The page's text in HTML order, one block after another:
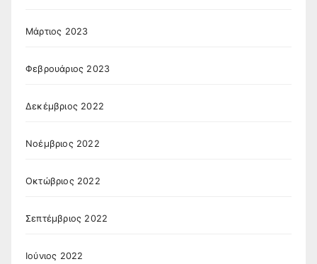
Μάρτιος 2023
Φεβρουάριος 2023
Δεκέμβριος 2022
Νοέμβριος 2022
Οκτώβριος 2022
Σεπτέμβριος 2022
Ιούνιος 2022